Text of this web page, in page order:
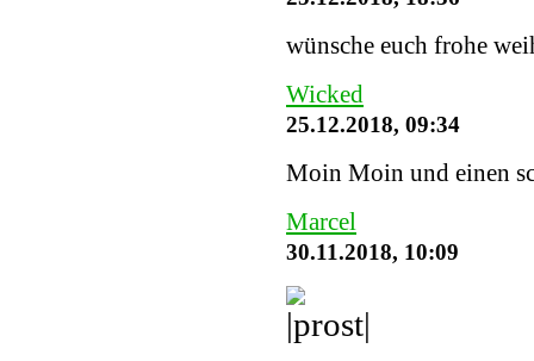
wünsche euch frohe
Wicked
25.12.2018, 09:34
Moin Moin und einen
Marcel
30.11.2018, 10:09